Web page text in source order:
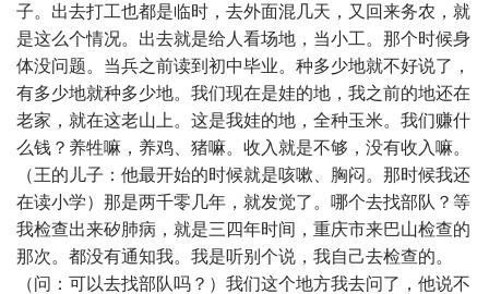
子。出去打工也都是临时，去外面混几天，又回来务农，就
是这么个情况。出去就是给人看场地，当小工。那个时候身
体没问题。当兵之前读到初中毕业。种多少地就不好说了，
有多少地就种多少地。我们现在是娃的地，我之前的地还在
老家，就在这老山上。这是我娃的地，全种玉米。我们赚什
么钱？养牲嘛，养鸡、猪嘛。收入就是不够，没有收入嘛。
（王的儿子：他最开始的时候就是咳嗽、胸闷。那时候我还
在读小学）那是两千零几年，就发觉了。哪个去找部队？等
我检查出来矽肺病，就是三四年时间，重庆市来巴山检查的
那次。都没有通知我。我是听别个说，我自己去检查的。
（问：可以去找部队吗？）我们这个地方我去问了，他说不